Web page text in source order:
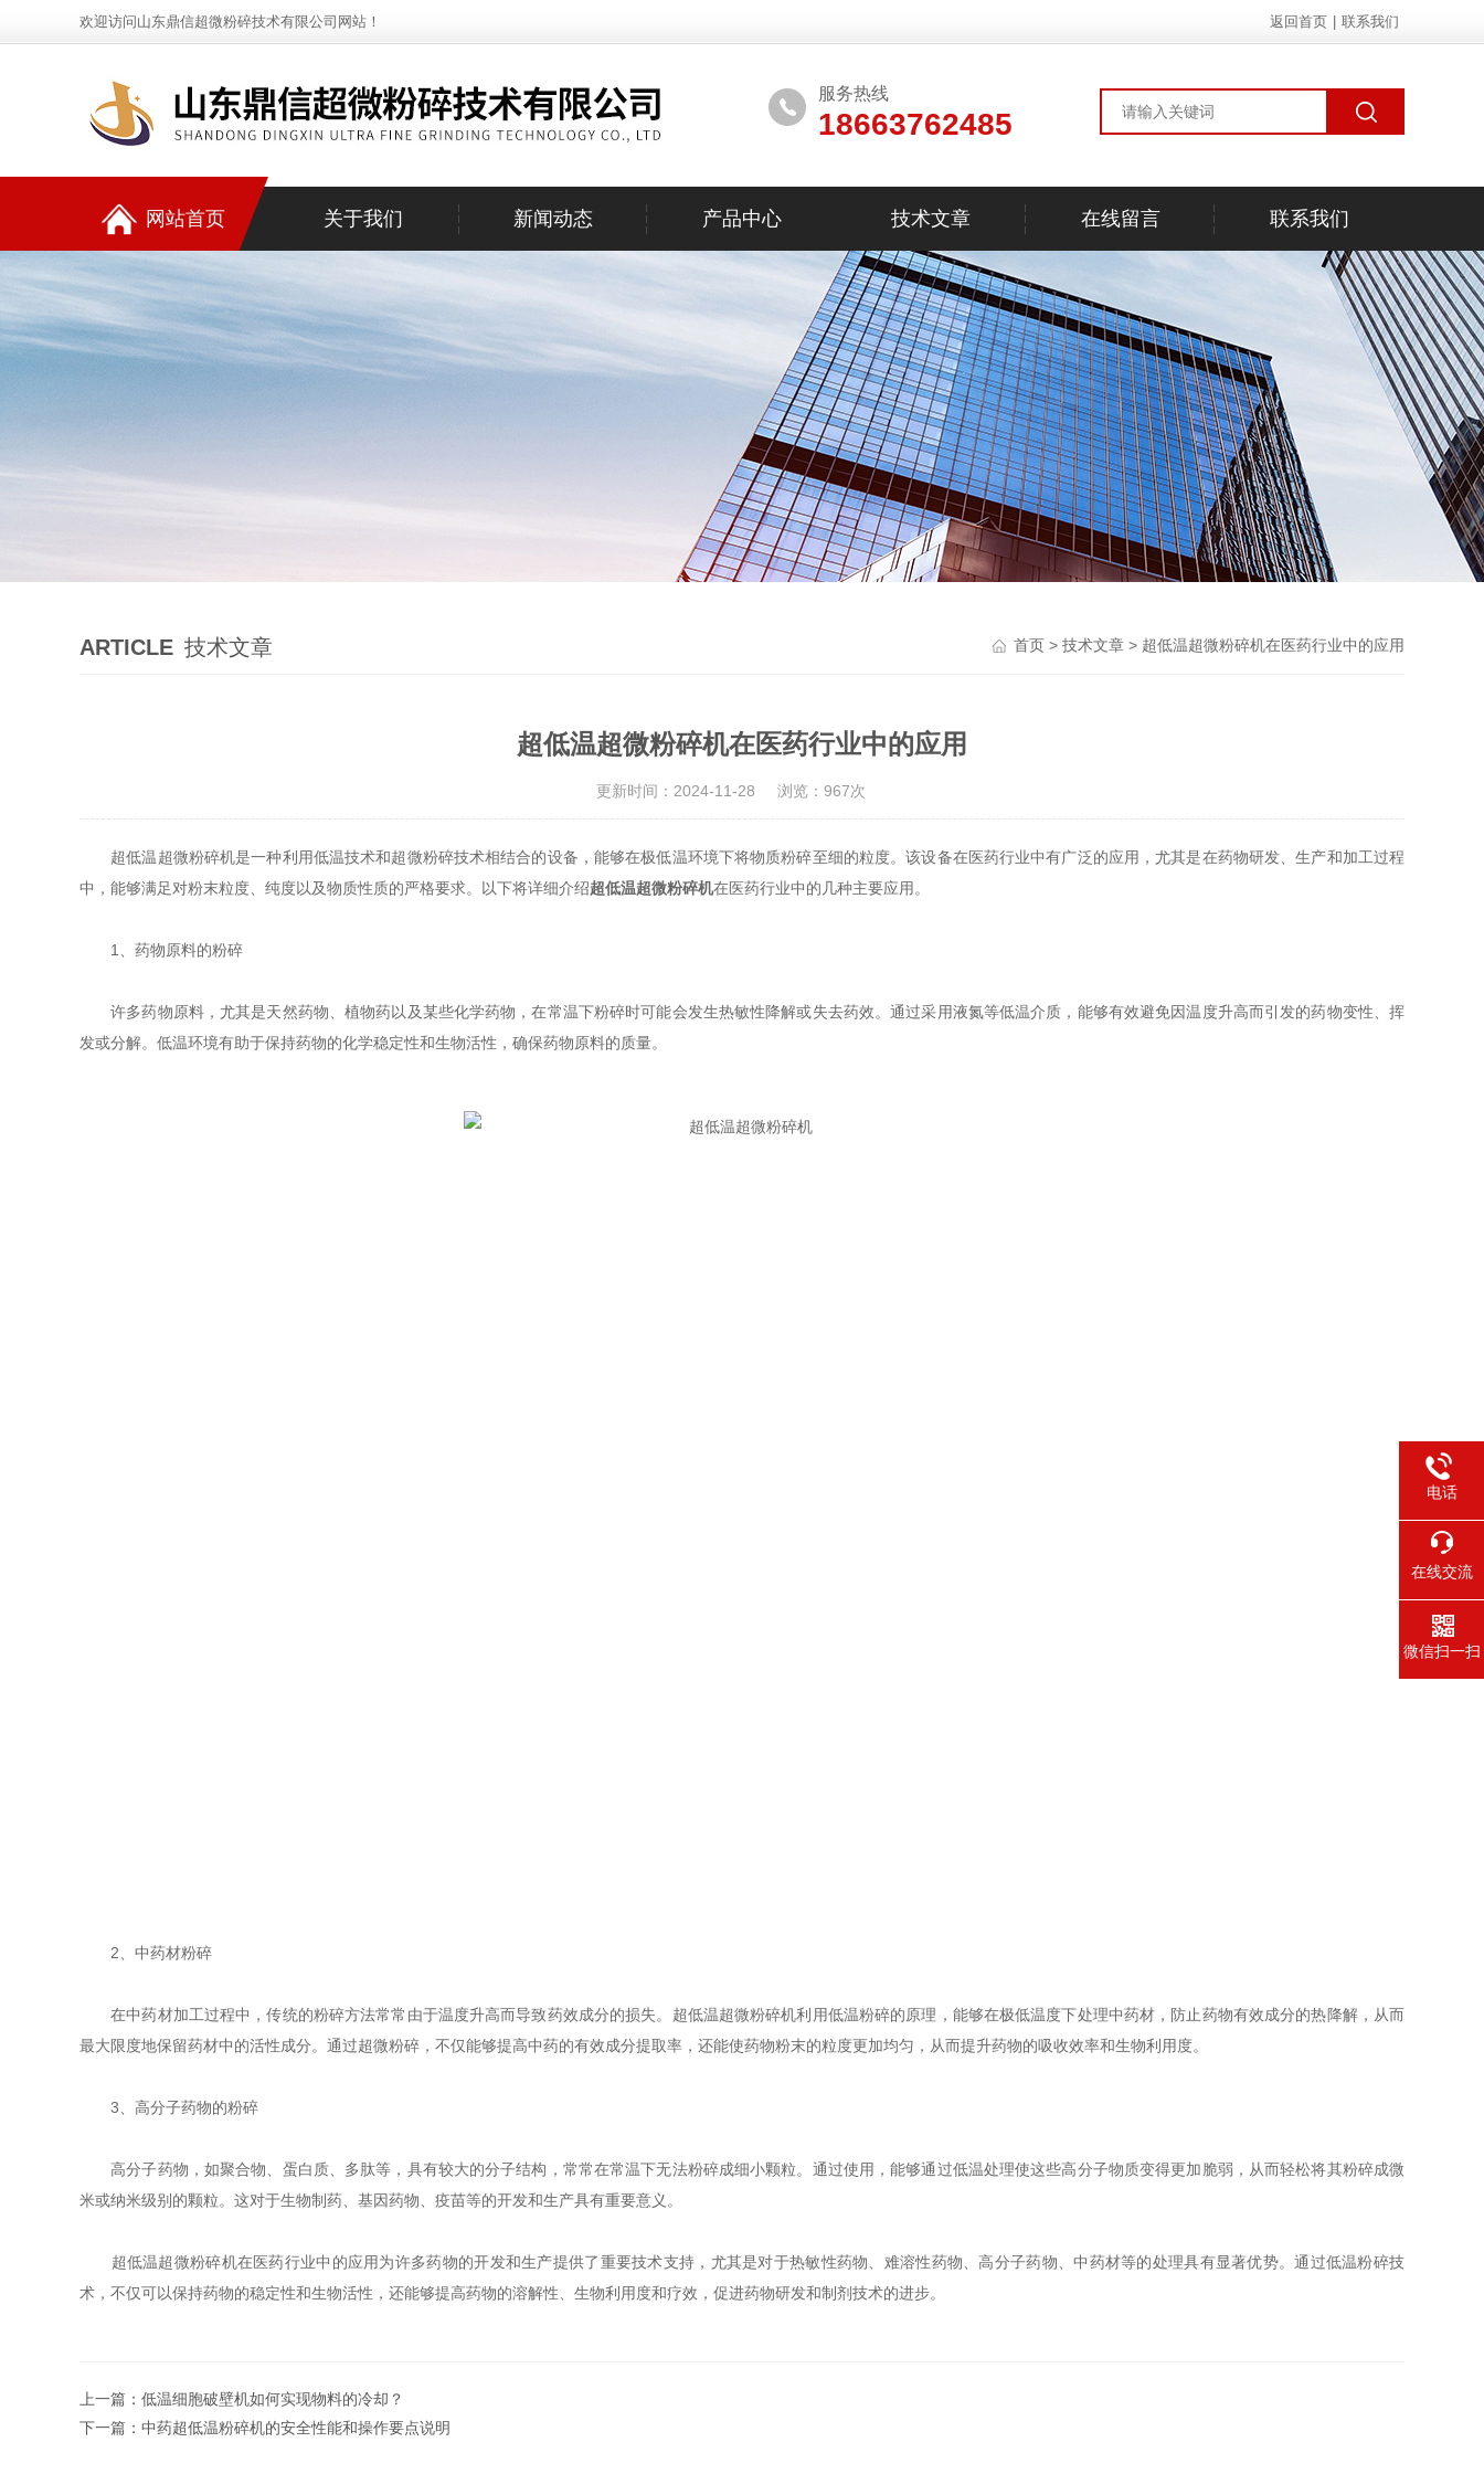
欢迎访问山东鼎信超微粉碎技术有限公司网站！ 返回首页 联系我们
服务热线
18663762485
网站首页 关于我们 新闻动态 产品中心 技术文章 在线留言 联系我们
ARTICLE 技术文章 首页 > 技术文章 > 超低温超微粉碎机在医药行业中的应用
超低温超微粉碎机在医药行业中的应用
更新时间：2024-11-28 浏览：967次
超低温超微粉碎机是一种利用低温技术和超微粉碎技术相结合的设备，能够在极低温环境下将物质粉碎至细的粒度。该设备在医药行业中有广泛的应用，尤其是在药物研发、生产和加工过程
中，能够满足对粉末粒度、纯度以及物质性质的严格要求。以下将详细介绍超低温超微粉碎机在医药行业中的几种主要应用。
1、药物原料的粉碎
许多药物原料，尤其是天然药物、植物药以及某些化学药物，在常温下粉碎时可能会发生热敏性降解或失去药效。通过采用液氮等低温介质，能够有效避免因温度升高而引发的药物变性、挥
发或分解。低温环境有助于保持药物的化学稳定性和生物活性，确保药物原料的质量。
2、中药材粉碎
在中药材加工过程中，传统的粉碎方法常常由于温度升高而导致药效成分的损失。超低温超微粉碎机利用低温粉碎的原理，能够在极低温度下处理中药材，防止药物有效成分的热降解，从而
最大限度地保留药材中的活性成分。通过超微粉碎，不仅能够提高中药的有效成分提取率，还能使药物粉末的粒度更加均匀，从而提升药物的吸收效率和生物利用度。
3、高分子药物的粉碎
高分子药物，如聚合物、蛋白质、多肽等，具有较大的分子结构，常常在常温下无法粉碎成细小颗粒。通过使用，能够通过低温处理使这些高分子物质变得更加脆弱，从而轻松将其粉碎成微
米或纳米级别的颗粒。这对于生物制药、基因药物、疫苗等的开发和生产具有重要意义。
超低温超微粉碎机在医药行业中的应用为许多药物的开发和生产提供了重要技术支持，尤其是对于热敏性药物、难溶性药物、高分子药物、中药材等的处理具有显著优势。通过低温粉碎技
术，不仅可以保持药物的稳定性和生物活性，还能够提高药物的溶解性、生物利用度和疗效，促进药物研发和制剂技术的进步。
上一篇： 低温细胞破壁机如何实现物料的冷却？
下一篇： 中药超低温粉碎机的安全性能和操作要点说明
电话
在线交流
微信扫一扫